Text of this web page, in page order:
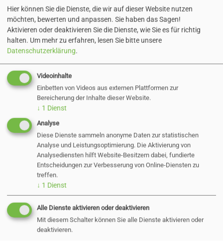
32 KB
Zurück
Aktuelle Direktvergaben
Öffentliche
Bekanntmachungen:
Nachrücken in die
Ratsversammlung
Hier können Sie die Dienste, die wir auf dieser Website nutzen
möchten, bewerten und anpassen. Sie haben das Sagen!
Aktivieren oder deaktivieren Sie die Dienste, wie Sie es für richtig
halten. Um mehr zu erfahren, lesen Sie bitte unsere
Datenschutzerklärung.
Videoinhalte
Einbetten von Videos aus externen Plattformen zur
Bereicherung der Inhalte dieser Website.
↓ 1 Dienst
Analyse
Diese Dienste sammeln anonyme Daten zur statistischen
Analyse und Leistungsoptimierung. Die Aktivierung von
Analysediensten hilft Website-Besitzern dabei, fundierte
Entscheidungen zur Verbesserung von Online-Diensten zu
treffen.
↓ 1 Dienst
Alle Dienste aktivieren oder deaktivieren
Mit diesem Schalter können Sie alle Dienste aktivieren oder
deaktivieren.